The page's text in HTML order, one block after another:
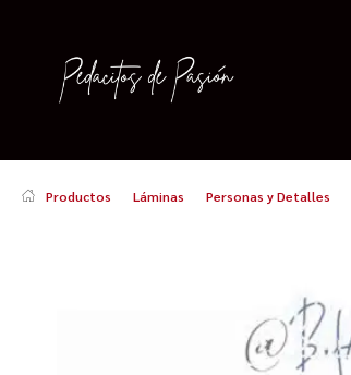
Productos Láminas Personas y Detalles